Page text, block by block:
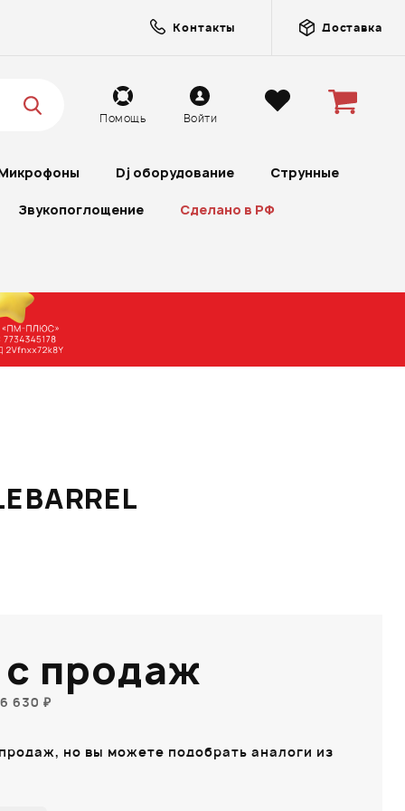
Контакты Доставка
Помощь Войти
Dj оборудование Струнные
Звукопоглощение Сделано в РФ
продаж
630 ₽
но вы можете подобрать аналоги из